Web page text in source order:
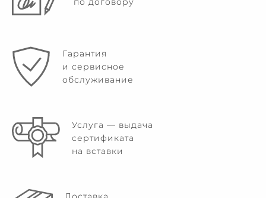
Гарантия
и сервисное
обслуживание
Услуга — выдача
сертификата
на вставки